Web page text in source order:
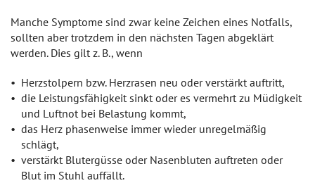
Manche Symptome sind zwar keine Zeichen eines Notfalls,
sollten aber trotzdem in den nächsten Tagen abgeklärt
werden. Dies gilt z. B., wenn
Herzstolpern bzw. Herzrasen neu oder verstärkt auftritt,
die Leistungsfähigkeit sinkt oder es vermehrt zu Müdigkeit
und Luftnot bei Belastung kommt,
das Herz phasenweise immer wieder unregelmäßig
schlägt,
verstärkt Blutergüsse oder Nasenbluten auftreten oder
Blut im Stuhl auffällt.